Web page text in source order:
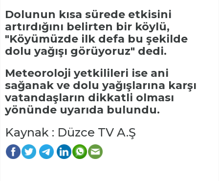
Dolunun kısa sürede etkisini
artırdığını belirten bir köylü,
"Köyümüzde ilk defa bu şekilde
dolu yağışı görüyoruz" dedi.
Meteoroloji yetkilileri ise ani
sağanak ve dolu yağışlarına karşı
vatandaşların dikkatli olması
yönünde uyarıda bulundu.
Kaynak : Düzce TV A.Ş